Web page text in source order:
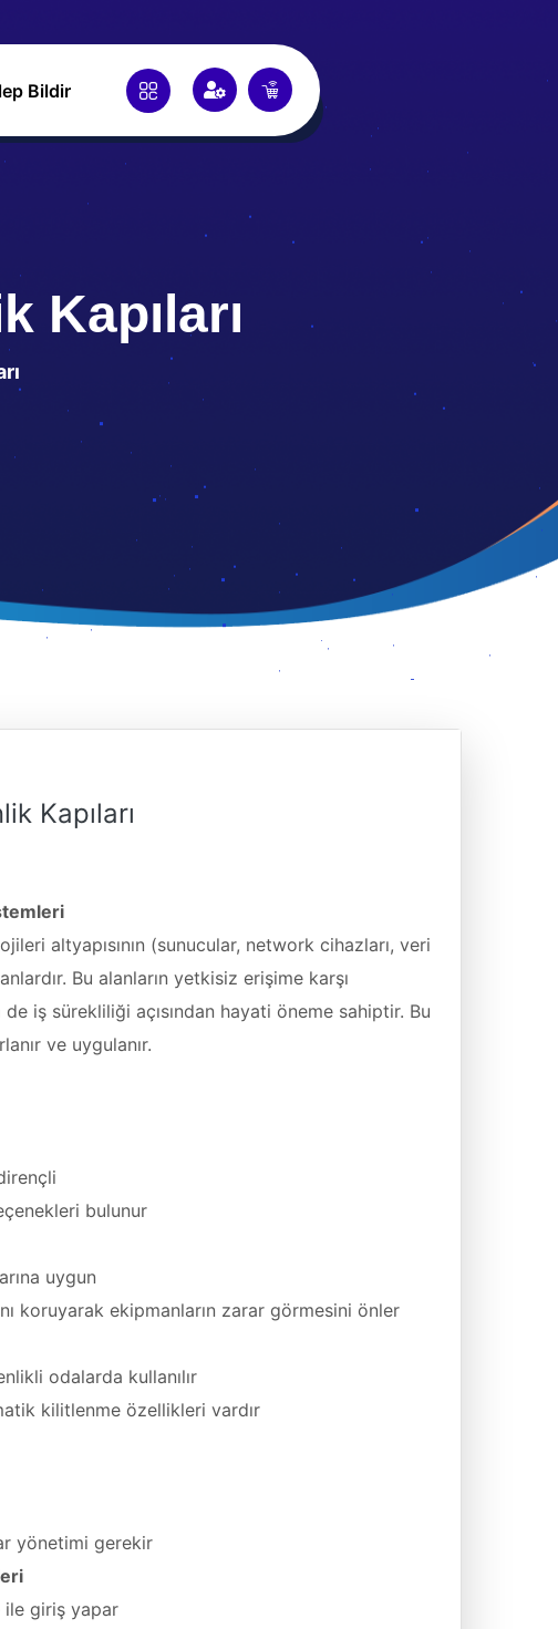
Bildir
Kapıları
Kapıları
altyapısının (sunucular, network cihazları, veri
Bu alanların yetkisiz erişime karşı
iş sürekliliği açısından hayati öneme sahiptir. Bu
ve uygulanır.
bulunur
uygun
koruyarak ekipmanların zarar görmesini önler
odalarda kullanılır
kilitlenme özellikleri vardır
yönetimi gerekir
giriş yapar